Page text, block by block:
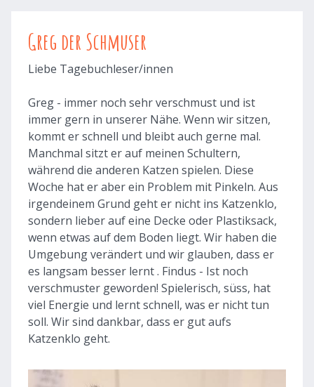
Greg der Schmuser
Liebe Tagebuchleser/innen
Greg - immer noch sehr verschmust und ist
immer gern in unserer Nähe. Wenn wir sitzen,
kommt er schnell und bleibt auch gerne mal.
Manchmal sitzt er auf meinen Schultern,
während die anderen Katzen spielen. Diese
Woche hat er aber ein Problem mit Pinkeln. Aus
irgendeinem Grund geht er nicht ins Katzenklo,
sondern lieber auf eine Decke oder Plastiksack,
wenn etwas auf dem Boden liegt. Wir haben die
Umgebung verändert und wir glauben, dass er
es langsam besser lernt . Findus - Ist noch
verschmuster geworden! Spielerisch, süss, hat
viel Energie und lernt schnell, was er nicht tun
soll. Wir sind dankbar, dass er gut aufs
Katzenklo geht.